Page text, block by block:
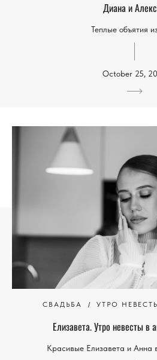
Диана и
Теплые объятия
October 25,
СВАДЬБА УТРО
Елизавета. Утро невесты в
Красивые Елизавета и Анна